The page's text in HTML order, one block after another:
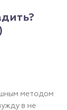
методом
в не